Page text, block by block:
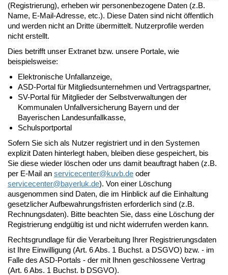
(Registrierung), erheben wir personenbezogene Daten (z.B.
Name, E-Mail-Adresse, etc.). Diese Daten sind nicht öffentlich
und werden nicht an Dritte übermittelt. Nutzerprofile werden
nicht erstellt.
Dies betrifft unser Extranet bzw. unsere Portale, wie
beispielsweise:
Elektronische Unfallanzeige,
ASD-Portal für Mitgliedsunternehmen und Vertragspartner,
SV-Portal für Mitglieder der Selbstverwaltungen der
Kommunalen Unfallversicherung Bayern und der
Bayerischen Landesunfallkasse,
Schulsportportal
Sofern Sie sich als Nutzer registriert und in den Systemen
explizit Daten hinterlegt haben, bleiben diese gespeichert, bis
Sie diese wieder löschen oder uns damit beauftragt haben (z.B.
per E-Mail an servicecenter@kuvb.de oder
servicecenter@bayerluk.de). Von einer Löschung
ausgenommen sind Daten, die im Hinblick auf die Einhaltung
gesetzlicher Aufbewahrungsfristen erforderlich sind (z.B.
Rechnungsdaten). Bitte beachten Sie, dass eine Löschung der
Registrierung endgültig ist und nicht widerrufen werden kann.
Rechtsgrundlage für die Verarbeitung Ihrer Registrierungsdaten
ist Ihre Einwilligung (Art. 6 Abs. 1 Buchst. a DSGVO) bzw. - im
Falle des ASD-Portals - der mit Ihnen geschlossene Vertrag
(Art. 6 Abs. 1 Buchst. b DSGVO).